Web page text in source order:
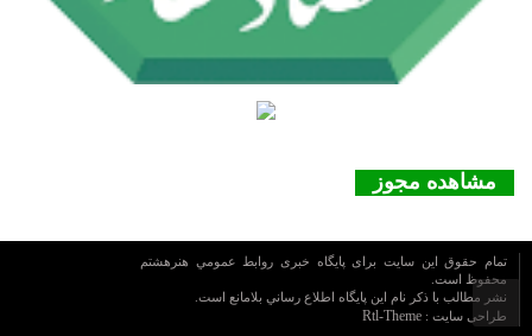
مشاهده مجوز
تمام حقوق این سایت برای پایگاه خبری روابط عمومي هنرهشتم
محفوظ است.
نشر مطالب با ذکر نام اين پايگاه اطلاع رساني بلامانع است.
طراحی سایت : Rtl-Theme